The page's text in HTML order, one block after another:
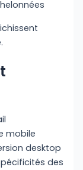
mobile
desktop
des